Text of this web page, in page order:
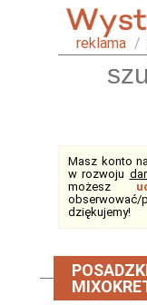
reklama /
Masz konto
w rozwoju
możesz
dziękujemy!